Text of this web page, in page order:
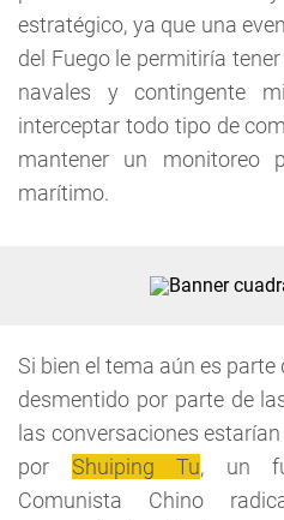
estratégico, ya que una
del Fuego le permitiría
navales y contingente
interceptar todo tipo de
mantener un monitoreo
marítimo.
Si bien el tema aún es
desmentido por parte de
las conversaciones
por Shuiping Tu, un
Comunista Chino